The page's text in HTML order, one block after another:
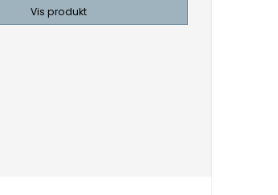
Vis produkt